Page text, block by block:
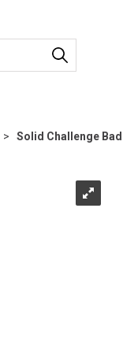
> Solid Challenge